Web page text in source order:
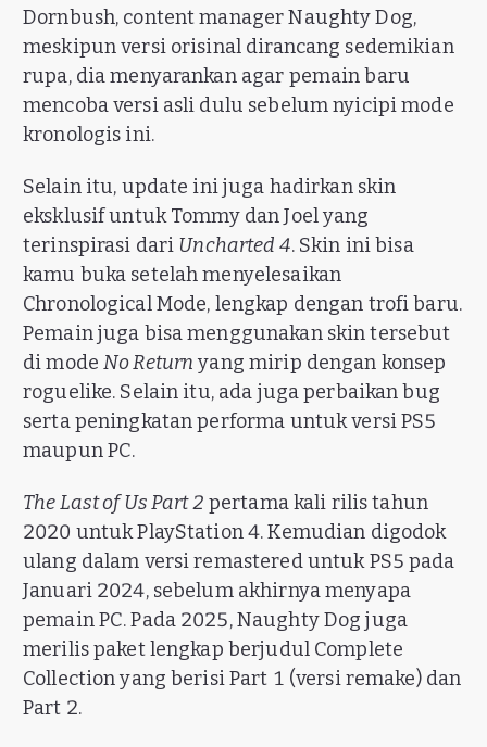
Dornbush, content manager Naughty Dog,
meskipun versi orisinal dirancang sedemikian
rupa, dia menyarankan agar pemain baru
mencoba versi asli dulu sebelum nyicipi mode
kronologis ini.
Selain itu, update ini juga hadirkan skin
eksklusif untuk Tommy dan Joel yang
terinspirasi dari Uncharted 4. Skin ini bisa
kamu buka setelah menyelesaikan
Chronological Mode, lengkap dengan trofi baru.
Pemain juga bisa menggunakan skin tersebut
di modeNo Return yang mirip dengan konsep
roguelike. Selain itu, ada juga perbaikan bug
serta peningkatan performa untuk versi PS5
maupun PC.
The Last of Us Part 2 pertama kali rilis tahun
2020 untuk PlayStation 4. Kemudian digodok
ulang dalam versi remastered untuk PS5 pada
Januari 2024, sebelum akhirnya menyapa
pemain PC. Pada 2025, Naughty Dog juga
merilis paket lengkap berjudul Complete
Collection yang berisi Part 1 (versi remake) dan
Part 2.